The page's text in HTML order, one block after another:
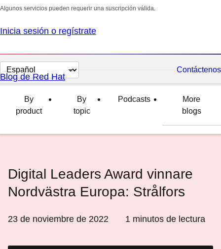
Algunos servicios pueden requerir una suscripción válida.
Inicia sesión o regístrate
Cambiar
el
idioma
Contáctenos
Blog de Red Hat
By
product
By
topic
Podcasts
More
blogs
Digital Leaders Award vinnare
Nordvästra Europa: Strålfors
23 de noviembre de 2022 1 minutos de lectura